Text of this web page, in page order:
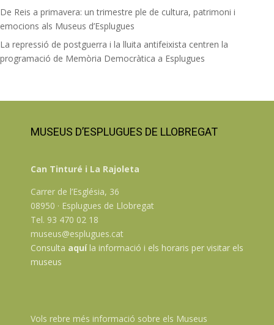
De Reis a primavera: un trimestre ple de cultura, patrimoni i
emocions als Museus d’Esplugues
La repressió de postguerra i la lluita antifeixista centren la
programació de Memòria Democràtica a Esplugues
MUSEUS D’ESPLUGUES DE LLOBREGAT
Can Tinturé i La Rajoleta
Carrer de l’Església, 36
08950 · Esplugues de Llobregat
Tel. 93 470 02 18
museus@esplugues.cat
Consulta aquíla informació i els horaris per visitar els
museus
Vols rebre més informació sobre els Museus